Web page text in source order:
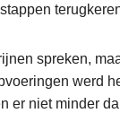
spreken,
werd
er niet minder